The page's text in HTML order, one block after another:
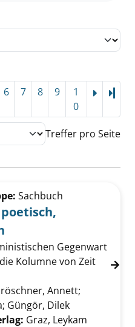
6 7 8 9
1
0
Treffer pro Seite
von Politisch, poetisch,
Sachbuch
Gegenwart
Kolumne von Zeit
Annett;
; Güngör, Dilek
Graz, Leykam